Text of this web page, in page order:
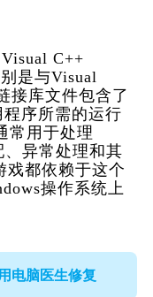
C++
是与Visual
接库文件包含了
序所需的运行
常用于处理
异常处理和其
戏都依赖于这个
操作系统上
电脑医生修复